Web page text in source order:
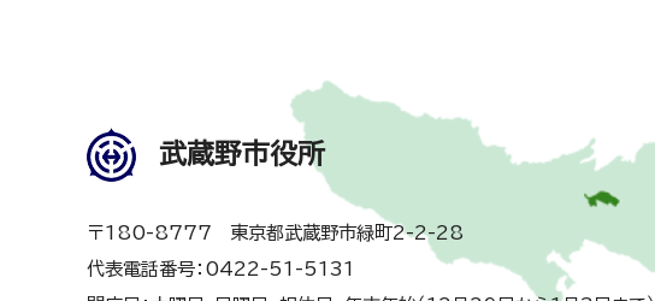
武蔵野市役所
〒180-8777 東京都武蔵野市緑町2-2-28
代表電話番号：0422-51-5131